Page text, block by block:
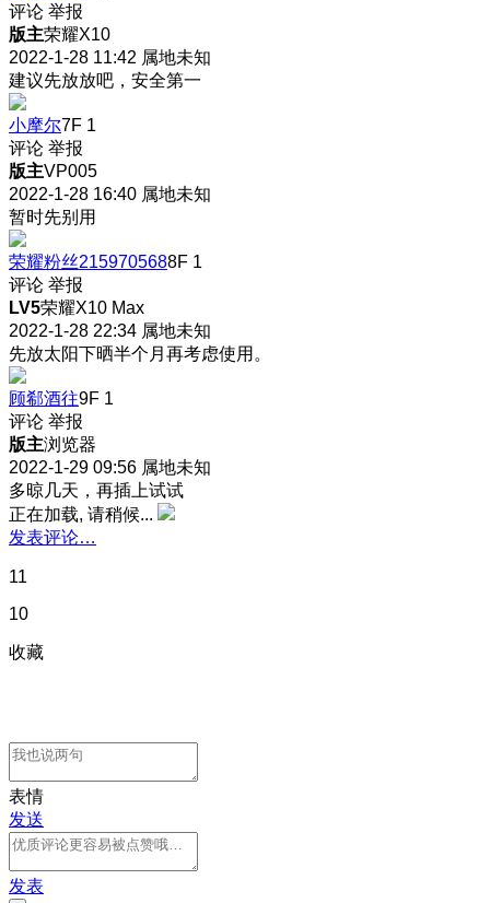
评论 举报
版主荣耀X10
2022-1-28 11:42 属地未知
建议先放放吧，安全第一
小摩尔7F 1
评论 举报
版主VP005
2022-1-28 16:40 属地未知
暂时先别用
荣耀粉丝2159705688F 1
评论 举报
LV5荣耀X10 Max
2022-1-28 22:34 属地未知
先放太阳下晒半个月再考虑使用。
顾郗酒往9F 1
评论 举报
版主浏览器
2022-1-29 09:56 属地未知
多晾几天，再插上试试
正在加载, 请稍候...
发表评论…
11
10
收藏
表情
发送
发表